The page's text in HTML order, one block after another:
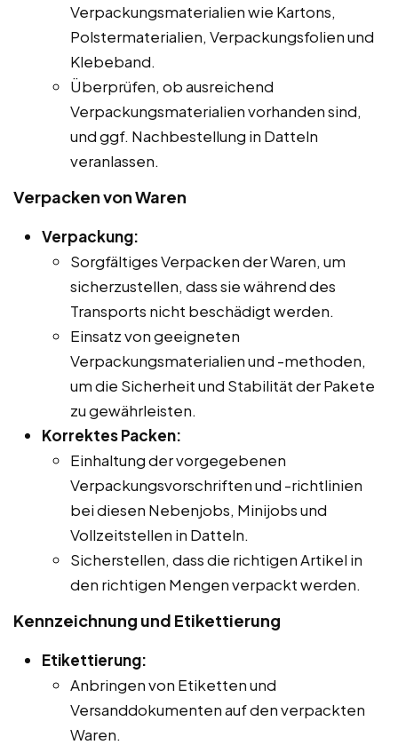
Verpackungsmaterialien wie Kartons,
Polstermaterialien, Verpackungsfolien und
Klebeband.
Überprüfen, ob ausreichend
Verpackungsmaterialien vorhanden sind,
und ggf. Nachbestellung in Datteln
veranlassen.
Verpacken von Waren
Verpackung:
Sorgfältiges Verpacken der Waren, um
sicherzustellen, dass sie während des
Transports nicht beschädigt werden.
Einsatz von geeigneten
Verpackungsmaterialien und -methoden,
um die Sicherheit und Stabilität der Pakete
zu gewährleisten.
Korrektes Packen:
Einhaltung der vorgegebenen
Verpackungsvorschriften und -richtlinien
bei diesen Nebenjobs, Minijobs und
Vollzeitstellen in Datteln.
Sicherstellen, dass die richtigen Artikel in
den richtigen Mengen verpackt werden.
Kennzeichnung und Etikettierung
Etikettierung:
Anbringen von Etiketten und
Versanddokumenten auf den verpackten
Waren.